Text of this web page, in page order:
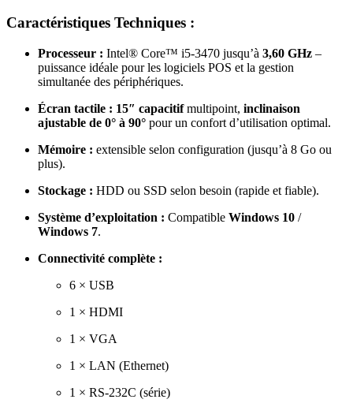
Caractéristiques Techniques :
Processeur : Intel® Core™ i5-3470 jusqu’à 3,60 GHz –
puissance idéale pour les logiciels POS et la gestion
simultanée des périphériques.
Écran tactile : 15″ capacitifmultipoint, inclinaison
ajustable de 0° à 90° pour un confort d’utilisation optimal.
Mémoire : extensible selon configuration (jusqu’à 8 Go ou
plus).
Stockage : HDD ou SSD selon besoin (rapide et fiable).
Système d’exploitation : Compatible Windows 10 /
Windows 7.
Connectivité complète :
6 × USB
1 × HDMI
1 × VGA
1 × LAN (Ethernet)
1 × RS-232C (série)